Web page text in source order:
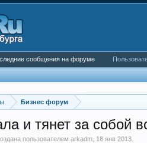
Бизнес форум
и тянет за собой
пользователемarkadm 18 янв 2013
сообщения на форуме